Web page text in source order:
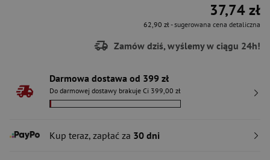
37,74 zł
62,90 zł- sugerowana cena detaliczna
Zamów dziś, wyślemy w ciągu 24h!
Darmowa dostawa od 399 zł
Do darmowej dostawy brakuje Ci 399,00 zł
Kup teraz, zapłać za 30 dni